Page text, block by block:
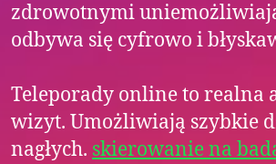
zdrowotnymi
odbywa się cyfrowo i
Teleporady online to
wizyt. Umożliwiają szybkie
nagłych. skierowanie na